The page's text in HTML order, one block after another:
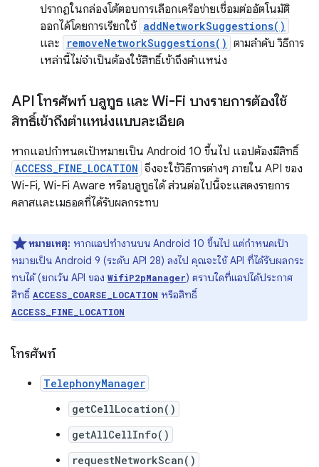
ปรากฏในกล่องโต้ตอบการเลือกเครือข่ายเชื่อมต่ออัตโนมัติ
ออกได้โดยการเรียกใช้ addNetworkSuggestions()
และ removeNetworkSuggestions() ตามลำดับ วิธีการ
เหล่านี้ไม่จำเป็นต้องใช้สิทธิ์เข้าถึงตำแหน่ง
API โทรศัพท์ บลูทูธ และ Wi-Fi บางรายการต้องใช้
สิทธิ์เข้าถึงตำแหน่งแบบละเอียด
หากแอปกำหนดเป้าหมายเป็น Android 10 ขึ้นไป แอปต้องมีสิทธิ์
ACCESS_FINE_LOCATION จึงจะใช้วิธีการต่างๆ ภายใน API ของ
Wi-Fi, Wi-Fi Aware หรือบลูทูธได้ ส่วนต่อไปนี้จะแสดงรายการ
คลาสและเมธอดที่ได้รับผลกระทบ
หมายเหตุ: หากแอปทำงานบน Android 10 ขึ้นไป แต่กำหนดเป้า
หมายเป็น Android 9 (ระดับ API 28) ลงไป คุณจะใช้ API ที่ได้รับผลกระ
ทบได้ (ยกเว้น API ของ WifiP2pManager) ตราบใดที่แอปได้ประกาศ
สิทธิ์ ACCESS_COARSE_LOCATION หรือสิทธิ์
ACCESS_FINE_LOCATION
โทรศัพท์
TelephonyManager
getCellLocation()
getAllCellInfo()
requestNetworkScan()